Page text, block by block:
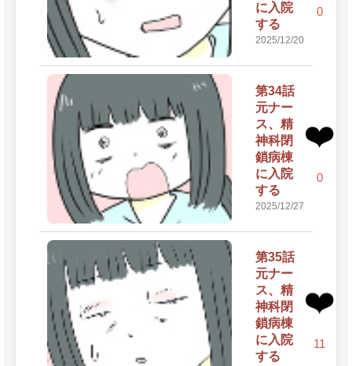
に入院
する
2025/12/20
0
第34話
元ナー
ス、精
神科閉
鎖病棟
に入院
する
2025/12/27
❤️
0
第35話
元ナー
ス、精
神科閉
鎖病棟
に入院
する
❤️
11